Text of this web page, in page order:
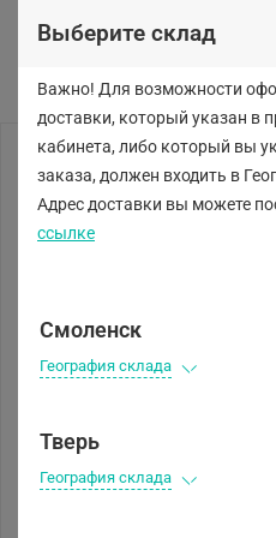
Выберите склад
Важно! Для возможности
доставки, который указан в
кабинета, либо который вы
заказа, должен входить в
Адрес доставки вы можете
ссылке
Смоленск
География склада
Тверь
География склада